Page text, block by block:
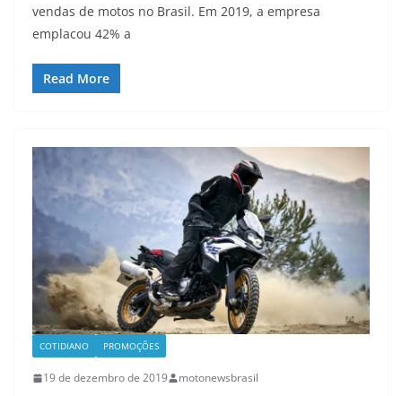
vendas de motos no Brasil. Em 2019, a empresa
emplacou 42% a
Read More
COTIDIANO PROMOÇÕES
19 de dezembro de 2019 motonewsbrasil